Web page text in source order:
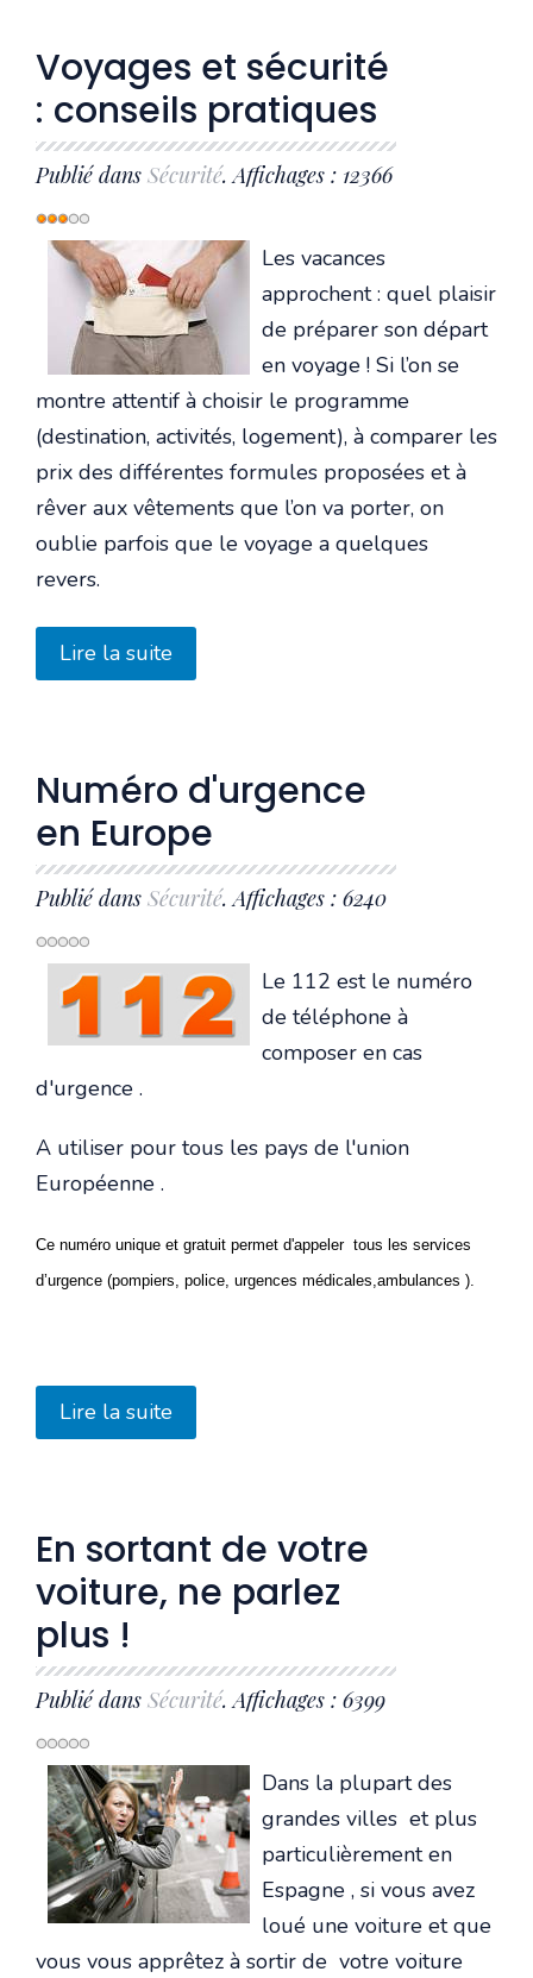
Voyages et sécurité
: conseils pratiques
Publié dans Sécurité. Affichages : 12366
Vote
utilisateur:
5
Les vacances
approchent : quel plaisir
de préparer son départ
en voyage ! Si l’on se
montre attentif à choisir le programme
(destination, activités, logement), à comparer les
prix des différentes formules proposées et à
rêver aux vêtements que l’on va porter, on
oublie parfois que le voyage a quelques
revers.
Lire la suite
Numéro d'urgence
en Europe
Publié dans Sécurité. Affichages : 6240
Le 112 est le numéro
de téléphone à
composer en cas
d'urgence .
A utiliser pour tous les pays de l'union
Européenne .
Ce numéro unique et gratuit permet d'appeler tous les services
d’urgence (pompiers, police, urgences médicales,ambulances ).
Lire la suite
En sortant de votre
voiture, ne parlez
plus !
Publié dans Sécurité. Affichages : 6399
Dans la plupart des
grandes villes et plus
particulièrement en
Espagne , si vous avez
loué une voiture et que
vous vous apprêtez à sortir de votre voiture